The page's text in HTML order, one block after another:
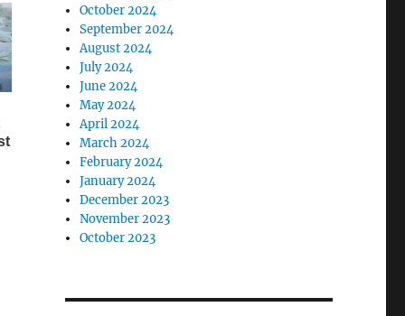
October 2024
September 2024
August 2024
July 2024
June 2024
May 2024
April 2024
March 2024
February 2024
January 2024
December 2023
November 2023
October 2023